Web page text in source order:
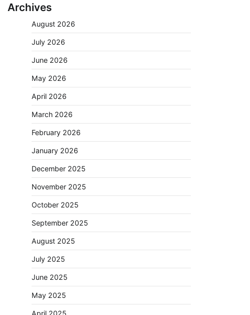
Archives
August 2026
July 2026
June 2026
May 2026
April 2026
March 2026
February 2026
January 2026
December 2025
November 2025
October 2025
September 2025
August 2025
July 2025
June 2025
May 2025
April 2025